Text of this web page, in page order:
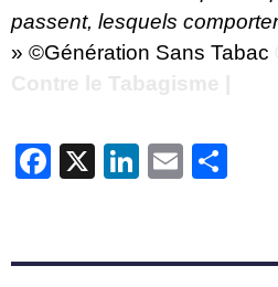
passent, lesquels
» ©Génération Sans Tabac
Facebook
X LinkedIn
Email